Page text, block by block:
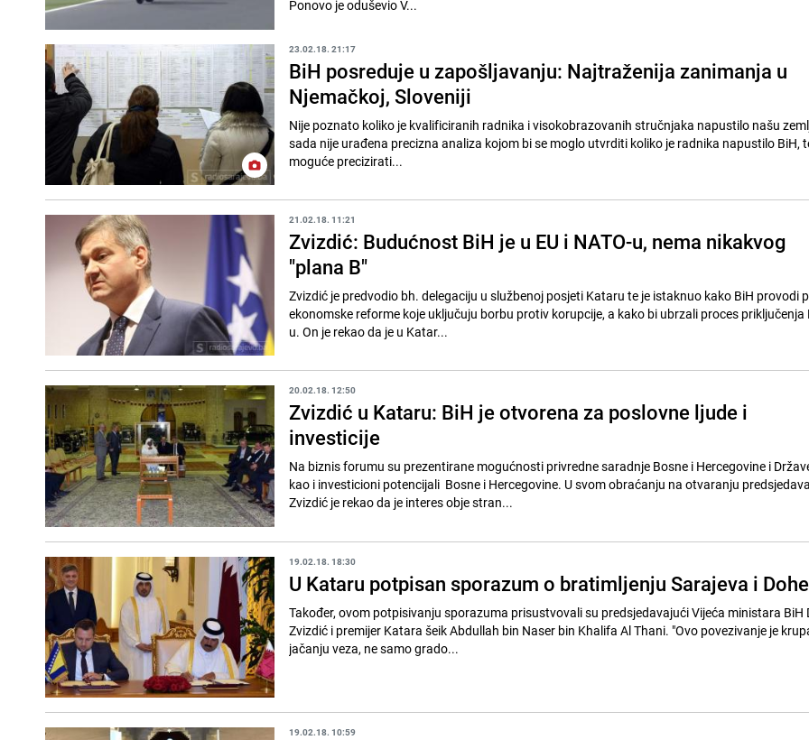
Ponovo je oduševio V...
23.02.18. 21:17
BiH posreduje u zapošljavanju: Najtraženija zanimanja u
Njemačkoj, Sloveniji
Nije poznato koliko je kvalificiranih radnika i visokobrazovanih stručnjaka napustilo našu
sada nije urađena precizna analiza kojom bi se moglo utvrditi koliko je radnika napustilo BiH,
moguće precizirati...
21.02.18. 11:21
Zvizdić: Budućnost BiH je u EU i NATO-u, nema nikakvog
"plana B"
Zvizdić je predvodio bh. delegaciju u službenoj posjeti Kataru te je istaknuo kako BiH provodi
ekonomske reforme koje uključuju borbu protiv korupcije, a kako bi ubrzali proces priključenja
u. On je rekao da je u Katar...
20.02.18. 12:50
Zvizdić u Kataru: BiH je otvorena za poslovne ljude i
investicije
Na biznis forumu su prezentirane mogućnosti privredne saradnje Bosne i Hercegovine i
kao i investicioni potencijali Bosne i Hercegovine. U svom obraćanju na otvaranju
Zvizdić je rekao da je interes obje stran...
19.02.18. 18:30
U Kataru potpisan sporazum o bratimljenju Sarajeva i Dohe
Također, ovom potpisivanju sporazuma prisustvovali su predsjedavajući Vijeća ministara BiH
Zvizdić i premijer Katara šeik Abdullah bin Naser bin Khalifa Al Thani. "Ovo povezivanje je krupan korak u
jačanju veza, ne samo grado...
19.02.18. 10:59